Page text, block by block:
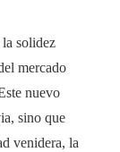
solidez
mercado
nuevo
sino que
venidera, la